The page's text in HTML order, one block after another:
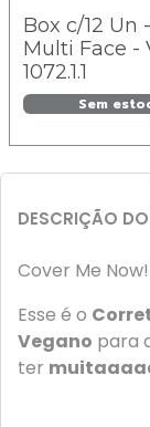
Box c/12 Un
Multi Face -
1072.1.1
Sem
DESCRIÇÃO
Cover Me Now!
Esse é o
Vegano para
ter